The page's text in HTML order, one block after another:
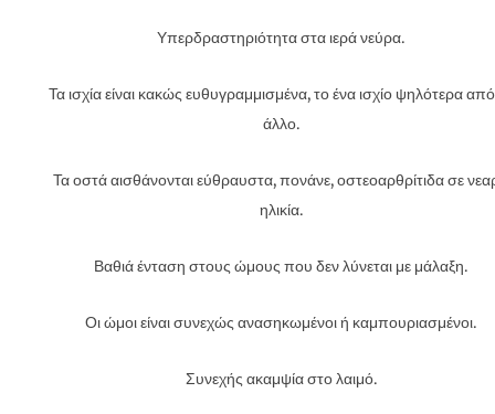
Υπερδραστηριότητα στα ιερά νεύρα.
Τα ισχία είναι κακώς ευθυγραμμισμένα, το ένα ισχίο ψηλότερα
άλλο.
Τα οστά αισθάνονται εύθραυστα, πονάνε, οστεοαρθρίτιδα σε
ηλικία.
Βαθιά ένταση στους ώμους που δεν λύνεται με μάλαξη.
Οι ώμοι είναι συνεχώς ανασηκωμένοι ή καμπουριασμένοι.
Συνεχής ακαμψία στο λαιμό.